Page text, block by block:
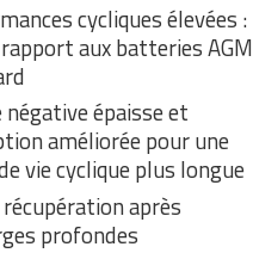
cycliques élevées :
aux batteries AGM
négative épaisse et
améliorée pour une
vie cyclique plus longue
après
profondes